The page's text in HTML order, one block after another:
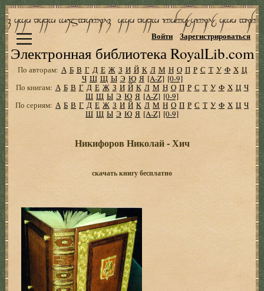
Электронная библиотека RoyalLib.com
Войти Зарегистрироваться
По авторам: А Б В Г Д Е Ж З И Й К Л М Н О П Р С Т У Ф Х Ц
Ч Ш Щ Ы Э Ю Я [A-Z] [0-9]
По книгам: А Б В Г Д Е Ж З И Й К Л М Н О П Р С Т У Ф Х Ц Ч
Ш Щ Ы Э Ю Я [A-Z] [0-9]
По сериям: А Б В Г Д Е Ж З И Й К Л М Н О П Р С Т У Ф Х Ц Ч
Ш Щ Ы Э Ю Я [A-Z] [0-9]
Никифоров Николай - Хич
скачать книгу бесплатно